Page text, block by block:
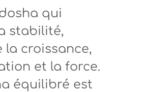
qui
stabilité,
la croissance,
et la force.
équilibré est